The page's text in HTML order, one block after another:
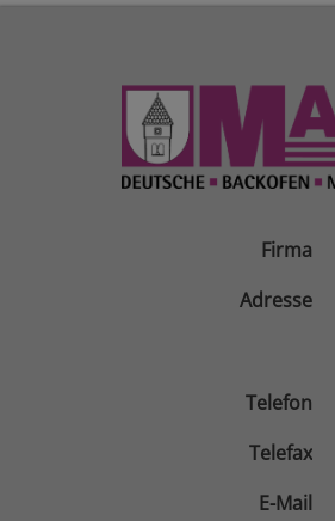
Firma
Adresse
Telefon
Telefax
E-Mail